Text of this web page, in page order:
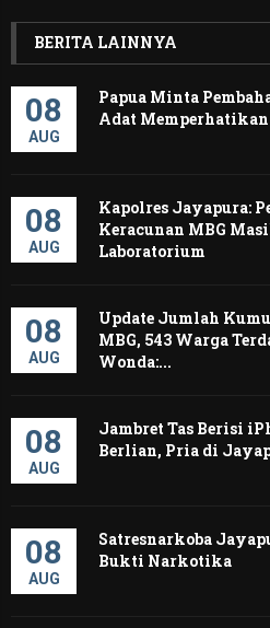
BERITA LAINNYA
08
AUG
Papua Minta
Adat
08
AUG
Kapolres Jayapura:
Keracunan MBG
Laboratorium
08
AUG
Update Jumlah
MBG, 543 Warga
Wonda:...
08
AUG
Jambret Tas Berisi
Berlian, Pria di
08
AUG
Satresnarkoba
Bukti Narkotika